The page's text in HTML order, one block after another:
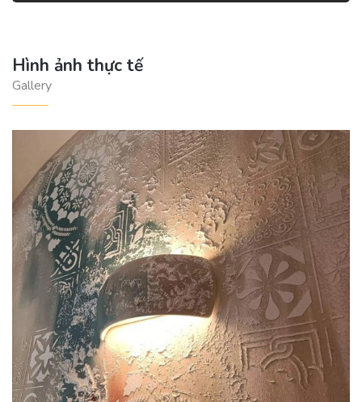
Hình ảnh thực tế
Gallery